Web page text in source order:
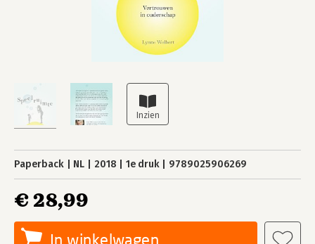
Paperback NL 2018 1e druk 9789025906269
€ 28,99
In winkelwagen